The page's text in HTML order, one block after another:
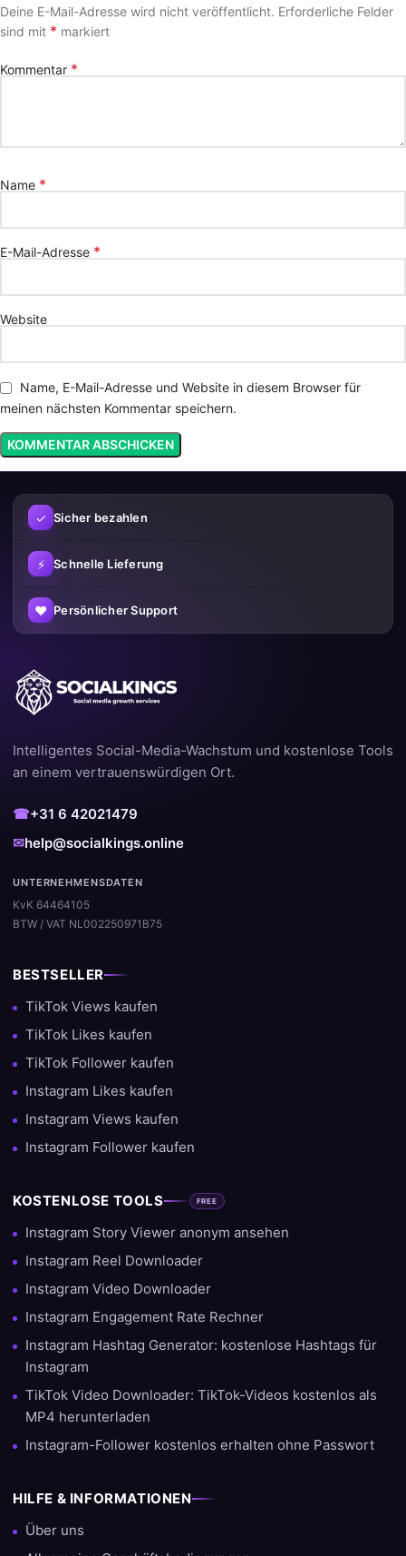
Deine E-Mail-Adresse wird nicht veröffentlicht. Erforderliche Felder
sind mit * markiert
Kommentar *
Name *
E-Mail-Adresse *
Website
Name, E-Mail-Adresse und Website in diesem Browser für
meinen nächsten Kommentar speichern.
✓ Sicher bezahlen
⚡ Schnelle Lieferung
♥ Persönlicher Support
Intelligentes Social-Media-Wachstum und kostenlose Tools
an einem vertrauenswürdigen Ort.
☎+31 6 42021479
✉help@socialkings.online
UNTERNEHMENSDATEN
KvK 64464105
BTW / VAT NL002250971B75
BESTSELLER
TikTok Views kaufen
TikTok Likes kaufen
TikTok Follower kaufen
Instagram Likes kaufen
Instagram Views kaufen
Instagram Follower kaufen
KOSTENLOSE TOOLS FREE
Instagram Story Viewer anonym ansehen
Instagram Reel Downloader
Instagram Video Downloader
Instagram Engagement Rate Rechner
Instagram Hashtag Generator: kostenlose Hashtags für
Instagram
TikTok Video Downloader: TikTok-Videos kostenlos als
MP4 herunterladen
Instagram-Follower kostenlos erhalten ohne Passwort
HILFE & INFORMATIONEN
Über uns